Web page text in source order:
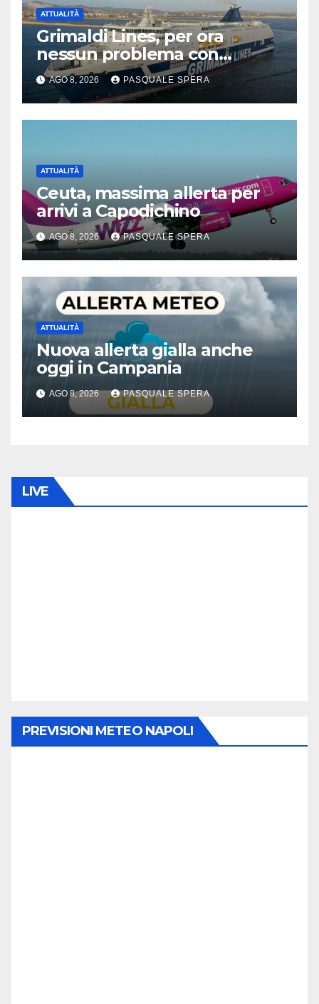
ATTUALITÀ
Grimaldi Lines, per ora
nessun problema con
Spagna
AGO 8, 2026 PASQUALE SPERA
ATTUALITÀ
Ceuta, massima allerta per
arrivi a Capodichino
AGO 8, 2026 PASQUALE SPERA
ATTUALITÀ
Nuova allerta gialla anche
oggi in Campania
AGO 8, 2026 PASQUALE SPERA
LIVE
PREVISIONI METEO NAPOLI